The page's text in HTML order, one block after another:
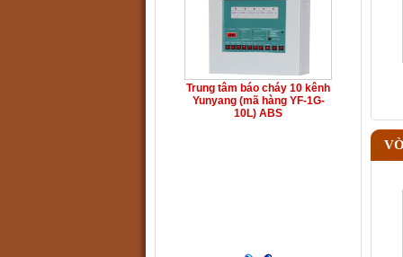
Trung tâm báo cháy 10 kênh
Yunyang (mã hàng YF-1G-
10L) ABS